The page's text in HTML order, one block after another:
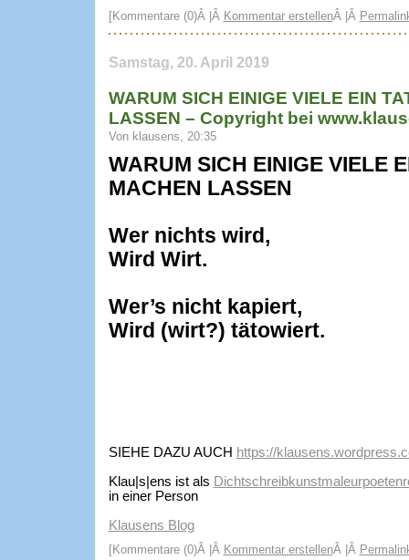
[Kommentare (0)Â |Â Kommentar erstellenÂ |Â
Samstag, 20. April 2019
WARUM SICH EINIGE VIELE EIN
LASSEN – Copyright bei
Von klausens, 20:35
WARUM SICH EINIGE VIELE
MACHEN LASSEN
Wer nichts wird,
Wird Wirt.
Wer’s nicht kapiert,
Wird (wirt?) tätowiert.
SIEHE DAZU AUCH https://
Klau|s|ens ist als
in einer Person
Klausens Blog
[Kommentare (0)Â |Â Kommentar erstellenÂ |Â